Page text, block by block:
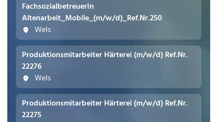
FachsozialbetreuerIn
Altenarbeit_Mobile_(m/w/d)_Ref.Nr.250
Wels
Produktionsmitarbeiter Härterei (m/w/d) Ref.Nr.
22276
Wels
Produktionsmitarbeiter Härterei (m/w/d) Ref.Nr.
22275